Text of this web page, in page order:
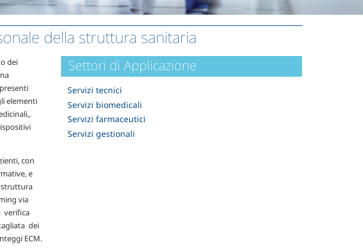
della struttura sanitaria
dei
elementi
con
e
struttura
via
verifica
dei
ECM.
Settori di Applicazione
Servizi tecnici
Servizi biomedicali
Servizi farmaceutici
Servizi gestionali